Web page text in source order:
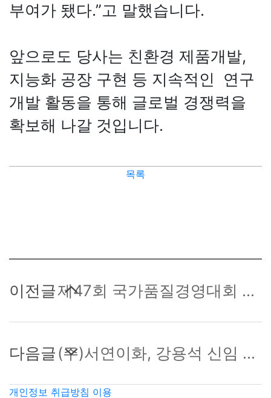
부여가 됐다.”고 말했습니다.
앞으로도 당사는 친환경 제품개발,
지능화 공장 구현 등 지속적인 연구
개발 활동을 통해 글로벌 경쟁력을
확보해 나갈 것입니다.
목록
이전글제47회 국가품질경영대회 수상
다음글(주)서연이화, 강용석 신임 대표이사 선임
개인정보 취급방침 이용